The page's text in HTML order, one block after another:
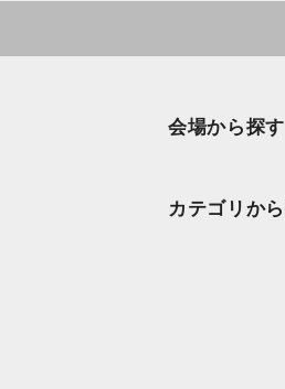
会場から探す
カテゴリか